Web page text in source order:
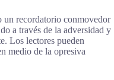
recordatorio conmovedor
a través de la adversidad y
Los lectores pueden
medio de la opresiva